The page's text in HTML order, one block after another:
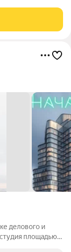
Кухня (7,4 кв.м.);
делового и
площадью